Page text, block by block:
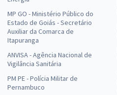
MP GO - Ministério Público do
Estado de Goiás - Secretário
Auxiliar da Comarca de
Itapuranga
ANVISA - Agência Nacional de
Vigilância Sanitária
PM PE - Polícia Militar de
Pernambuco